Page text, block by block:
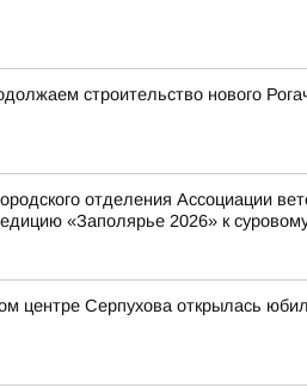
строительство нового
отделения Ассоциации
«Заполярье 2026» к
центре Серпухова открылась